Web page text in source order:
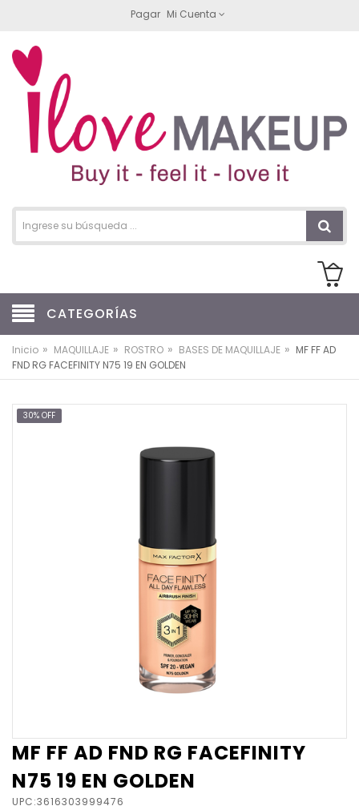
Pagar Mi Cuenta
CATEGORÍAS
Inicio » MAQUILLAJE » ROSTRO » BASES DE MAQUILLAJE » MF FF AD
FND RG FACEFINITY N75 19 EN GOLDEN
30% OFF
MF FF AD FND RG FACEFINITY
N75 19 EN GOLDEN
UPC:3616303999476